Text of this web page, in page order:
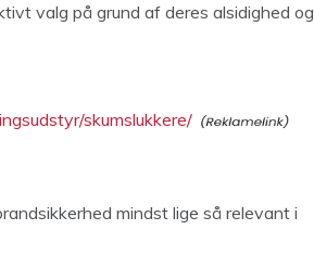
valg på grund af deres alsidighed og
skumslukkere/
mindst lige så relevant i